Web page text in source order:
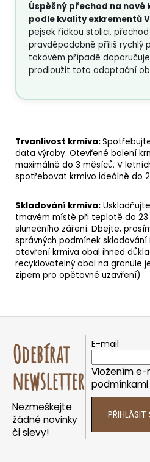
Úspěšný přechod na nové
podle kvality exkrementů
pejsek řídkou stolici,
pravděpodobně příliš rychlý
takovém případě
prodloužit toto adaptační
Trvanlivost krmiva:
data výroby. Otevřené balení
maximálně do 3 měsíců. V
spotřebovat krmivo ideálně do
Skladování krmiva:
tmavém místě při teplotě do 23
slunečního záření. Dbejte,
správných podmínek skladování
otevření krmiva obal ihned
recyklovatelný obal na granule
zipem pro opětovné uzavření)
Odebírat
newsletter
Nezmeškejte
žádné novinky
či slevy!
E-mail
Vložením e-
PŘIHLÁSIT